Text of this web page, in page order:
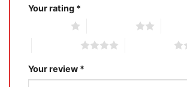
Your rating *
Your review *